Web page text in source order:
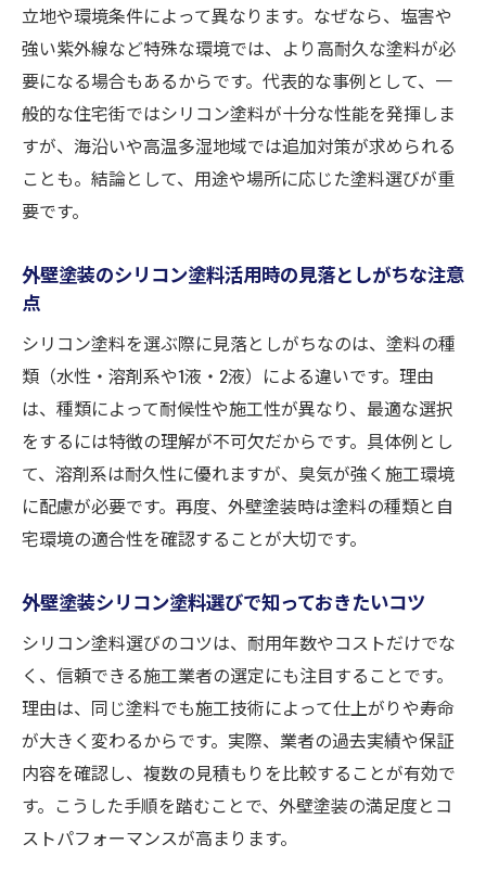
立地や環境条件によって異なります。なぜなら、塩害や
強い紫外線など特殊な環境では、より高耐久な塗料が必
要になる場合もあるからです。代表的な事例として、一
般的な住宅街ではシリコン塗料が十分な性能を発揮しま
すが、海沿いや高温多湿地域では追加対策が求められる
ことも。結論として、用途や場所に応じた塗料選びが重
要です。
外壁塗装のシリコン塗料活用時の見落としがちな注意
点
シリコン塗料を選ぶ際に見落としがちなのは、塗料の種
類（水性・溶剤系や1液・2液）による違いです。理由
は、種類によって耐候性や施工性が異なり、最適な選択
をするには特徴の理解が不可欠だからです。具体例とし
て、溶剤系は耐久性に優れますが、臭気が強く施工環境
に配慮が必要です。再度、外壁塗装時は塗料の種類と自
宅環境の適合性を確認することが大切です。
外壁塗装シリコン塗料選びで知っておきたいコツ
シリコン塗料選びのコツは、耐用年数やコストだけでな
く、信頼できる施工業者の選定にも注目することです。
理由は、同じ塗料でも施工技術によって仕上がりや寿命
が大きく変わるからです。実際、業者の過去実績や保証
内容を確認し、複数の見積もりを比較することが有効で
す。こうした手順を踏むことで、外壁塗装の満足度とコ
ストパフォーマンスが高まります。